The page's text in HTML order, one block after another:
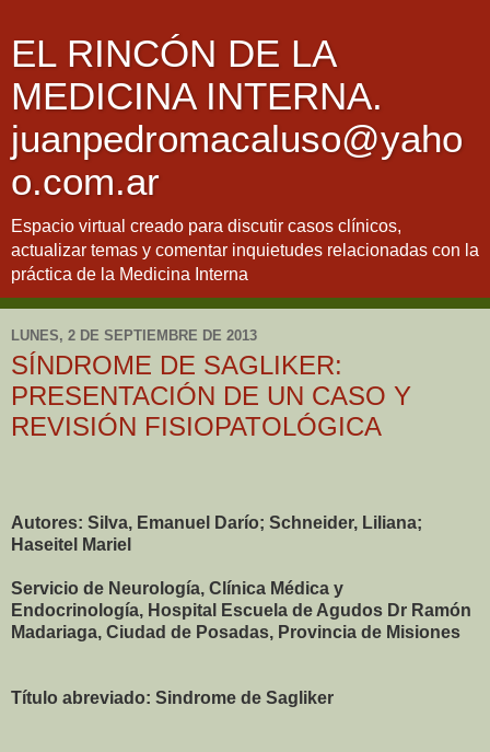
EL RINCÓN DE LA
MEDICINA INTERNA.
juanpedromacaluso@yaho
o.com.ar
Espacio virtual creado para discutir casos clínicos,
actualizar temas y comentar inquietudes relacionadas con la
práctica de la Medicina Interna
LUNES, 2 DE SEPTIEMBRE DE 2013
SÍNDROME DE SAGLIKER:
PRESENTACIÓN DE UN CASO Y
REVISIÓN FISIOPATOLÓGICA
Autores: Silva, Emanuel Darío; Schneider, Liliana;
Haseitel Mariel
Servicio de Neurología, Clínica Médica y
Endocrinología, Hospital Escuela de Agudos Dr Ramón
Madariaga, Ciudad de Posadas, Provincia de Misiones
Título abreviado: Sindrome de Sagliker